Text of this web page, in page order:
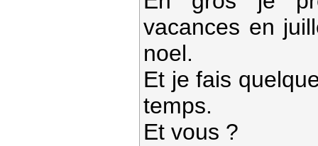
vacances en
noel.
Et je fais
temps.
Et vous ?